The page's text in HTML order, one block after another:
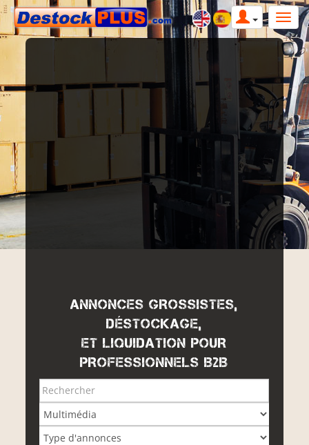
ANNONCES GROSSISTES,
DÉSTOCKAGE,
ET LIQUIDATION POUR
PROFESSIONNELS B2B